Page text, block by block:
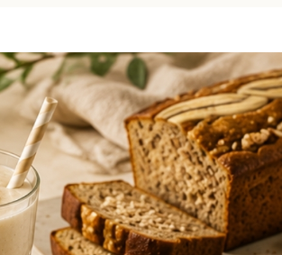
variations.
Les
options
peuvent
être
choisies
sur
la
page
du